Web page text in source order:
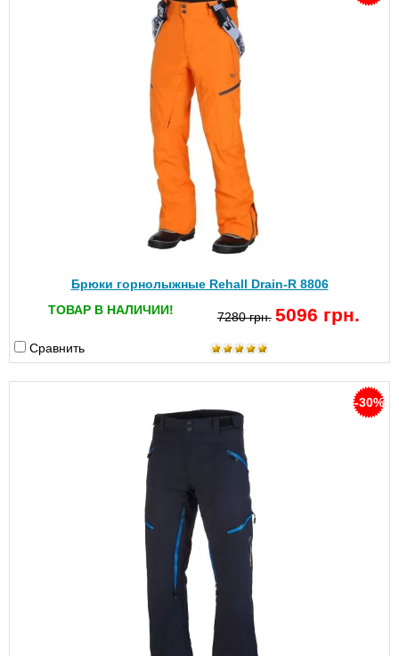
Брюки горнолыжные Rehall Drain-R 8806
ТОВАР В НАЛИЧИИ!
7280 грн. 5096 грн.
Сравнить
-30%